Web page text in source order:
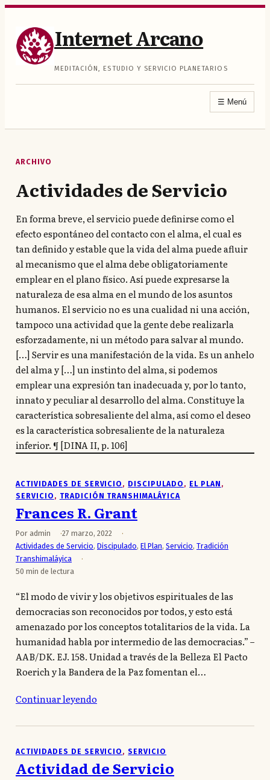
Saltar
contenido Internet Arcano
MEDITACIÓN, ESTUDIO Y SERVICIO PLANETARIOS
☰ Menú
ARCHIVO
Actividades de Servicio
En forma breve, el servicio puede definirse como el
efecto espontáneo del contacto con el alma, el cual es
tan definido y estable que la vida del alma puede afluir
al mecanismo que el alma debe obligatoriamente
emplear en el plano físico. Así puede expresarse la
naturaleza de esa alma en el mundo de los asuntos
humanos. El servicio no es una cualidad ni una acción,
tampoco una actividad que la gente debe realizarla
esforzadamente, ni un método para salvar al mundo.
[…] Servir es una manifestación de la vida. Es un anhelo
del alma y […] un instinto del alma, si podemos
emplear una expresión tan inadecuada y, por lo tanto,
innato y peculiar al desarrollo del alma. Constituye la
característica sobresaliente del alma, así como el deseo
es la característica sobresaliente de la naturaleza
inferior. ¶ [DINA II, p. 106]
ACTIVIDADES DE SERVICIO , DISCIPULADO , EL PLAN
SERVICIO , TRADICIÓN TRANSHIMALÁYICA
Frances R. Grant
Por admin
27 marzo, 2022
Actividades de Servicio, Discipulado, El Plan, Servicio, Tradición
Transhimaláyica
50 min de lectura
“El modo de vivir y los objetivos espirituales de las
democracias son reconocidos por todos, y esto está
amenazado por los conceptos totalitarios de la vida. La
humanidad habla por intermedio de las democracias.” –
AAB/DK. EJ. 158. Unidad a través de la Belleza El Pacto
Roerich y la Bandera de la Paz fomentan el…
Continuar leyendo
ACTIVIDADES DE SERVICIO , SERVICIO
Actividad de Servicio